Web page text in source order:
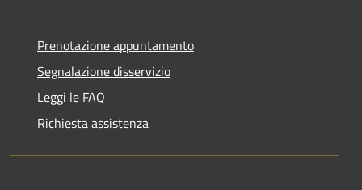
Prenotazione appuntamento
Segnalazione disservizio
Leggi le FAQ
Richiesta assistenza